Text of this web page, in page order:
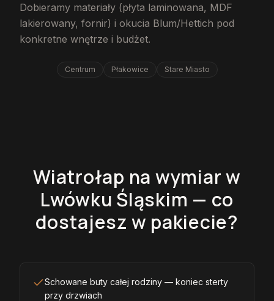
Dobieramy materiały (płyta laminowana, MDF
lakierowany, fornir) i okucia Blum/Hettich pod
konkretne wnętrze i budżet.
Centrum Płakowice Stare Miasto
Wiatrołap na wymiar w
Lwówku Śląskim — co
dostajesz w pakiecie?
Schowane buty całej rodziny — koniec sterty
przy drzwiach